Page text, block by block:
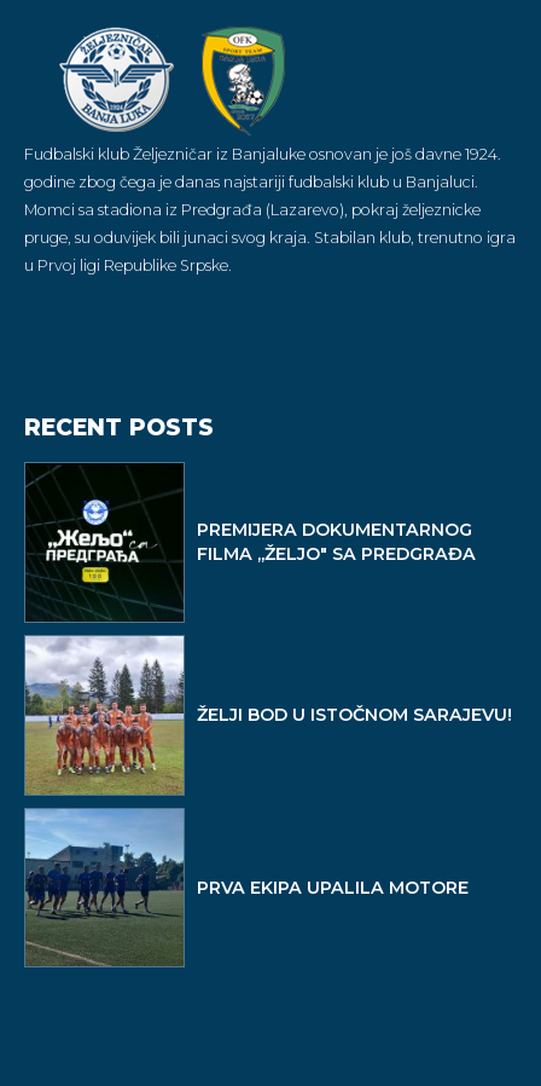
Fudbalski klub Željezničar iz Banjaluke osnovan je još davne 1924.
godine zbog čega je danas najstariji fudbalski klub u Banjaluci.
Momci sa stadiona iz Predgrađa (Lazarevo), pokraj željeznicke
pruge, su oduvijek bili junaci svog kraja. Stabilan klub, trenutno igra
u Prvoj ligi Republike Srpske.
RECENT POSTS
PREMIJERA DOKUMENTARNOG
FILMA ,,ŽELJO" SA PREDGRAĐA
ŽELJI BOD U ISTOČNOM SARAJEVU!
PRVA EKIPA UPALILA MOTORE